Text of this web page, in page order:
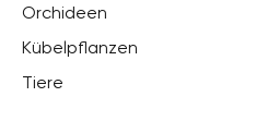
Orchideen
Kübelpflanzen
Tiere